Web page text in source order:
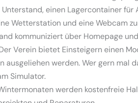
Unterstand, einen Lagercontainer
Wetterstation und eineWebcam
kommuniziert über Homepage
Verein bietet Einsteigern einen
ausgeliehen werden. Wer gern mal
Simulator.
werden kostenfreie